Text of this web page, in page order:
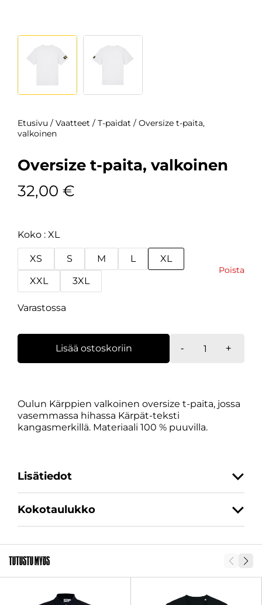
Etusivu / Vaatteet / T-paidat / Oversize t-paita,
valkoinen
Oversize t-paita, valkoinen
32,00 €
Koko XL
XS S M L
XL
XXL
3XL
Poista
Varastossa
-
Oversize
määrä
+
Lisää ostoskoriin
Oulun Kärppien valkoinen oversize t-paita, jossa
vasemmassa hihassa Kärpät-teksti
kangasmerkillä. Materiaali 100 % puuvilla.
Lisätiedot
Koko
SKU
32467
Kokotaulukko
Tutustu myös